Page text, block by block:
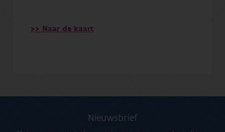
>> Naar de kaart
Nieuwsbrief